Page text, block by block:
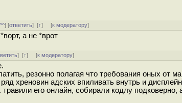
] [ответить][↑] [к модератору]
а не *врот
][↑] [к модератору]
резонно полагая что требования оных от
хреновин адских впиливать внутрь и
его онлайн, собирали кодлу